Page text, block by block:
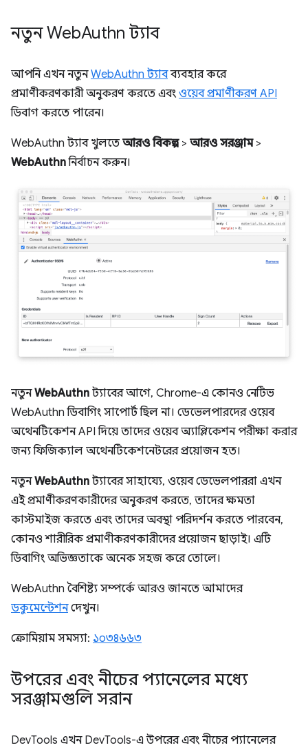
নতুন WebAuthn ট্যাব
আপনি এখন নতুনWebAuthn ট্যাবব্যবহার করে
প্রমাণীকরণকারী অনুকরণ করতে এবং ওয়েব প্রমাণীকরণ API
ডিবাগ করতে পারেন।
WebAuthn ট্যাব খুলতে আরও বিকল্প> আরও সরঞ্জাম>
WebAuthnনির্বাচন করুন।
নতুনWebAuthn ট্যাবের আগে, Chrome-এ কোনও নেটিভ
WebAuthn ডিবাগিং সাপোর্ট ছিল না। ডেভেলপারদের ওয়েব
অথেনটিকেশন API দিয়ে তাদের ওয়েব অ্যাপ্লিকেশন পরীক্ষা করার
জন্য ফিজিক্যাল অথেনটিকেশনেটরের প্রয়োজন হত।
নতুনWebAuthn ট্যাবের সাহায্যে, ওয়েব ডেভেলপাররা এখন
এই প্রমাণীকরণকারীদের অনুকরণ করতে, তাদের ক্ষমতা
কাস্টমাইজ করতে এবং তাদের অবস্থা পরিদর্শন করতে পারবেন,
কোনও শারীরিক প্রমাণীকরণকারীদের প্রয়োজন ছাড়াই। এটি
ডিবাগিং অভিজ্ঞতাকে অনেক সহজ করে তোলে।
WebAuthn বৈশিষ্ট্য সম্পর্কে আরও জানতে আমাদের
ডকুমেন্টেশনদেখুন।
ক্রোমিয়াম সমস্যা: ১০৩৪৬৬৩
উপরের এবং নীচের প্যানেলের মধ্যে
সরঞ্জামগুলি সরান
DevTools এখন DevTools-এ উপরের এবং নীচের প্যানেলের